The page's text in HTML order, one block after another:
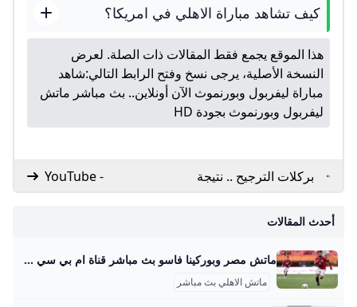
كيف تشاهد مباراة الاهلي في امريكا؟
هذا الموقع يجمع فقط المقالات ذات الصلة. لعرض
النسخة الأصلية، يرجى نسخ وفتح الرابط التالي:شاهد
مباراة ليفربول وبورنموث الآن أونلاين.. بث مباشر ماتش
ليفربول وبورنموث بجودة HD
بركلات الترجيح .. نتيجة
مباراة ليفربول
وكريستال بالاس في
- YouTube
أحدث المقالات
ماتش مصر وبوركينا فاسو بث مباشر قناة ام بي سي مصر 2 من الممكن مشاهدة مباراة بوركينا فاسو ضد مصر بث مباشر اليوم عبر قنوات SSC السعودية وقنوات أون سبورت المصرية وقناة MBC MASR 2، وأيضًا عن طريق البث المباشر ماتش مصر وبوركينا فاسو بث مباشر قناة ام بي سي مصر 2 Published 16 ساعة agoon 2025-09-09By تركيا اليوموتقام المباراة على ملعب 4 أغسطس بالعاصمة واجادوجو، حيث يسعى الفراعنة إلى تحقيق الفوز وخطف بطاقة التأهل المباشر إلى النهائيات قبل جولتين من نهاية التصفيات، إذ سيرفع الانتصار رصيد المنتخب إلى 22 نقطة تضمن له العبور دون انتظار بقية النتائج.
ماتش الاهلي بث مباشر